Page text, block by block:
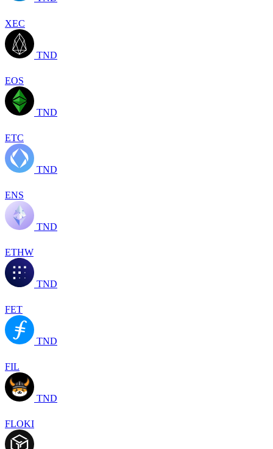
XEC
TND
EOS
TND
ETC
TND
ENS
TND
ETHW
TND
FET
TND
FIL
TND
FLOKI